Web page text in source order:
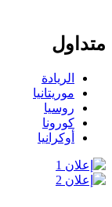
متداول
الريادة
موريتانيا
روسيا
كورونا
أوكرانيا